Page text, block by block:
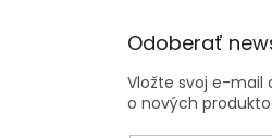
Odoberať
Vložte svoj e-mail
o nových